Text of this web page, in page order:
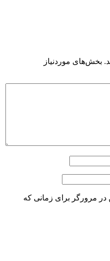
بخش‌های موردنیاز
در مرورگر برای زمانی که